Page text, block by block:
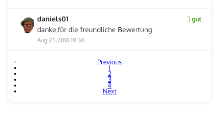
daniels01 gut
danke,für die freundliche Bewertung
Aug.25.2010 19:34
Previous
1
2
3
4
Next